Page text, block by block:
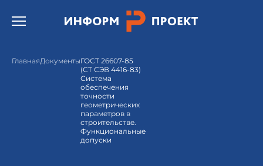
Открыть бургер меню.
ГлавнаяДокументыГОСТ 26607-85
(СТ СЭВ 4416-83)
Система
обеспечения
точности
геометрических
параметров в
строительстве.
Функциональные
допуски